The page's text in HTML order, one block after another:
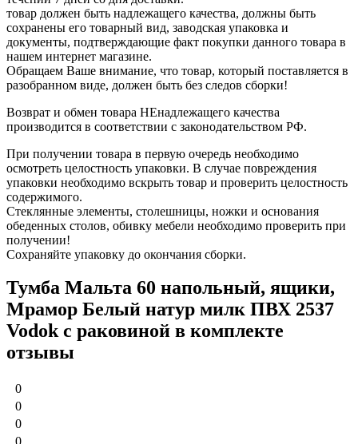
товар должен быть надлежащего качества, должны быть
сохранены его товарный вид, заводская упаковка и
документы, подтверждающие факт покупки данного товара в
нашем интернет магазине.
Обращаем Ваше внимание, что товар, который поставляется в
разобранном виде, должен быть без следов сборки!
Возврат и обмен товара НЕнадлежащего качества
производится в соответствии с законодательством РФ.
При получении товара в первую очередь необходимо
осмотреть целостность упаковки. В случае повреждения
упаковки необходимо вскрыть товар и проверить целостность
содержимого.
Стеклянные элементы, столешницы, ножки и основания
обеденных столов, обивку мебели необходимо проверить при
получении!
Сохраняйте упаковку до окончания сборки.
Тумба Мальта 60 напольный, ящики,
Мрамор Белый натур милк ПВХ 2537
Vodok с раковиной в комплекте
отзывы
0
0
0